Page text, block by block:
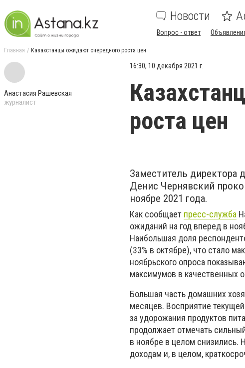
Новости
Вопрос - ответ
Главная Казахстанцы ожидают очередного роста цен
Анастасия Рашевская
журналист
16:30, 10 декабря 2021 г.
роста цен
Заместитель директора
Денис Чернявский
ноябре 2021 года.
Как сообщает пресс-служба
ожиданий на год вперед в
Наибольшая доля
(33% в октябре), что стало
ноябрьского опроса
максимумов в качественных
Большая часть домашних
месяцев. Восприятие
за удорожания продуктов
продолжает отмечать
в ноябре в целом
доходам и, в целом,